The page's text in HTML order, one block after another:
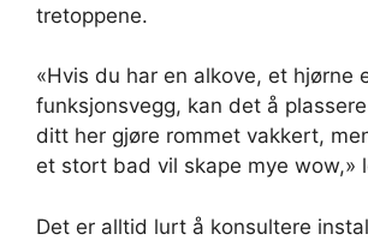
tretoppene.
«Hvis du har en alkove, et hjørne
funksjonsvegg, kan det å
ditt her gjøre rommet vakkert,
et stort bad vil skape mye wow,»
Det er alltid lurt å konsultere